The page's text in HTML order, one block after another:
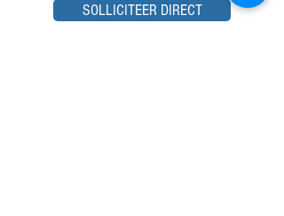
SOLLICITEER DIRECT